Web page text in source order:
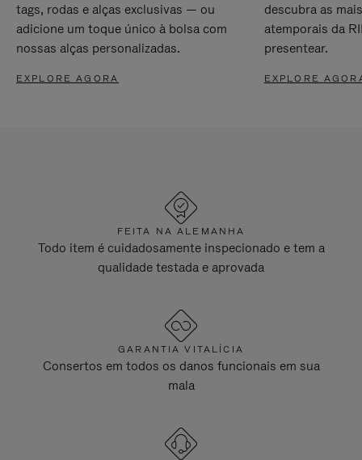
tags, rodas e alças exclusivas — ou
adicione um toque único à bolsa com
nossas alças personalizadas.
EXPLORE AGORA
descubra as
atemporais da
presentear.
EXPLORE
FEITA NA ALEMANHA
Todo item é cuidadosamente inspecionado e tem a
qualidade testada e aprovada
GARANTIA VITALÍCIA
Consertos em todos os danos funcionais em sua
mala